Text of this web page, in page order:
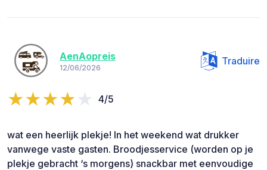
AenAopreis
12/06/2026
Traduire
4/5
wat een heerlijk plekje! In het weekend wat drukker
vanwege vaste gasten. Broodjesservice (worden op je
plekje gebracht ‘s morgens) snackbar met eenvoudige